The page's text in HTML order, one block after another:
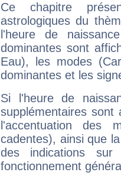
Ce chapitre
astrologiques du
l'heure de
dominantes sont
Eau), les modes
dominantes et les
Si l'heure de
supplémentaires sont
l'accentuation des
cadentes), ainsi que
des indications sur
fonctionnement